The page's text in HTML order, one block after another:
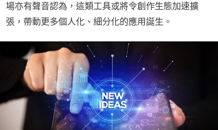
場亦有聲音認為，這類工具或將令創作生態加速擴
張，帶動更多個人化、細分化的應用誕生。